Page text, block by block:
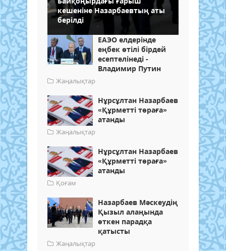
кешеніне Назарбаевтың аты
берілді
ЕАЭО елдерінде
еңбек өтілі бірдей
есептелінеді -
Владимир Путин
Жаңалықтар
Нұрсұлтан Назарбаев
«Құрметті төраға»
атанды
Жаңалықтар
Нұрсұлтан Назарбаев
«Құрметті төраға»
атанды
Қоғам
Назарбаев Мәскеудің
Қызыл алаңында
өткен парадқа
қатысты
Жаңалықтар